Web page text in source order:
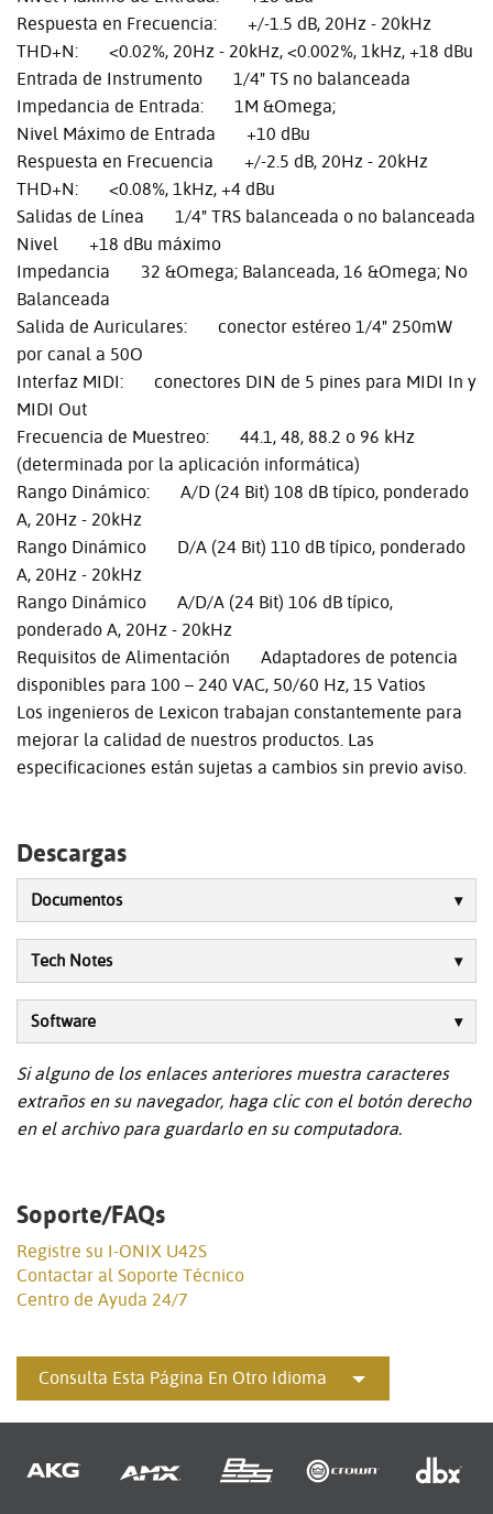
Respuesta en Frecuencia: +/-1.5 dB, 20Hz - 20kHz
THD+N: <0.02%, 20Hz - 20kHz, <0.002%, 1kHz, +18 dBu
Entrada de Instrumento 1/4" TS no balanceada
Impedancia de Entrada: 1M &Omega;
Nivel Máximo de Entrada +10 dBu
Respuesta en Frecuencia +/-2.5 dB, 20Hz - 20kHz
THD+N: <0.08%, 1kHz, +4 dBu
Salidas de Línea 1/4" TRS balanceada o no balanceada
Nivel +18 dBu máximo
Impedancia 32 &Omega; Balanceada, 16 &Omega; No
Balanceada
Salida de Auriculares: conector estéreo 1/4" 250mW
por canal a 50O
Interfaz MIDI: conectores DIN de 5 pines para MIDI In y
MIDI Out
Frecuencia de Muestreo: 44.1, 48, 88.2 o 96 kHz
(determinada por la aplicación informática)
Rango Dinámico: A/D (24 Bit) 108 dB típico, ponderado
A, 20Hz - 20kHz
Rango Dinámico D/A (24 Bit) 110 dB típico, ponderado
A, 20Hz - 20kHz
Rango Dinámico A/D/A (24 Bit) 106 dB típico,
ponderado A, 20Hz - 20kHz
Requisitos de Alimentación Adaptadores de potencia
disponibles para 100 – 240 VAC, 50/60 Hz, 15 Vatios
Los ingenieros de Lexicon trabajan constantemente para
mejorar la calidad de nuestros productos. Las
especificaciones están sujetas a cambios sin previo aviso.
Descargas
Documentos
Tech Notes
Software
Si alguno de los enlaces anteriores muestra caracteres
extraños en su navegador, haga clic con el botón derecho
en el archivo para guardarlo en su computadora.
Soporte/FAQs
Registre su I-ONIX U42S
Contactar al Soporte Técnico
Centro de Ayuda 24/7
Consulta Esta Página En Otro Idioma